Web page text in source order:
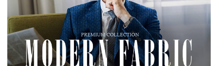
Large 6000*4000px
Entire Collection
(1783 Overlays)
Large 6000*4000px